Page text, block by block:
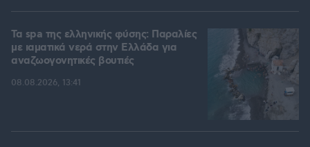
Τα spa της ελληνικής φύσης: Παραλίες
με ιαματικά νερά στην Ελλάδα για
αναζωογονητικές βουτιές
08.08.2026, 13:41